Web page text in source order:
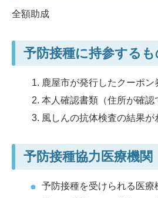
全額助成
予防接種に持参するも
鹿屋市が発行したクーポン
本人確認書類（住所が確認
風しんの抗体検査の結果
予防接種協力医療機関
予防接種を受けられる医療